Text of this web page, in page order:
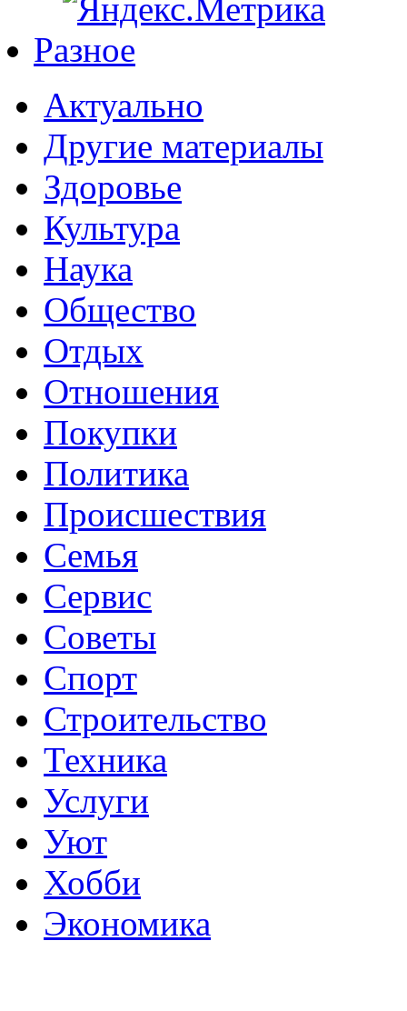
Разное
Актуально
Другие материалы
Здоровье
Культура
Наука
Общество
Отдых
Отношения
Покупки
Политика
Происшествия
Семья
Сервис
Советы
Спорт
Строительство
Техника
Услуги
Уют
Хобби
Экономика